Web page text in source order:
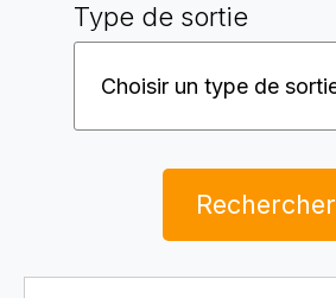
Type de sortie
Rechercher